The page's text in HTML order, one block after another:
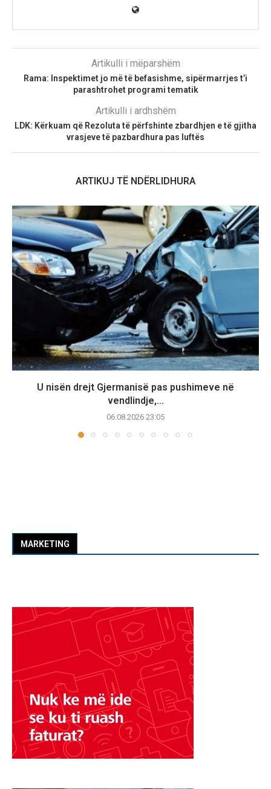
Artikulli i mëparshëm
Rama: Inspektimet jo më të befasishme, sipërmarrjes t’i
parashtrohet programi tematik
Artikulli i ardhshëm
LDK: Kërkuam që Rezoluta të përfshinte zbardhjen e të gjitha
vrasjeve të pazbardhura pas luftës
ARTIKUJ TË NDËRLIDHURA
U nisën drejt Gjermanisë pas pushimeve në
vendlindje,...
06.08.2026 23:05
MARKETING